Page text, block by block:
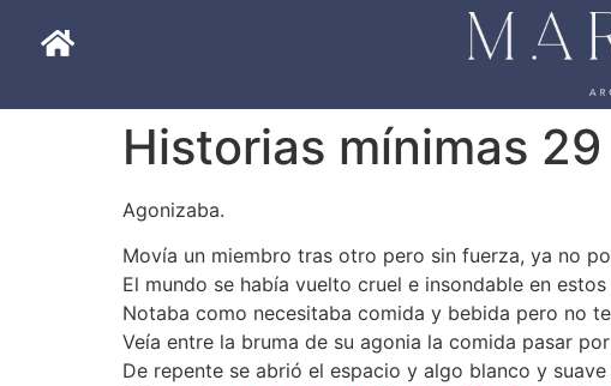
Historias mínimas 29
Agonizaba.
Movía un miembro tras otro pero sin fuerza, ya no
El mundo se había vuelto cruel e insondable en
Notaba como necesitaba comida y bebida pero no
Veía entre la bruma de su agonia la comida pasar
De repente se abrió el espacio y algo blanco y